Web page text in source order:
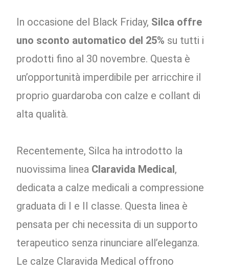
In occasione del Black Friday, Silca offre
uno sconto automatico del 25% su tutti i
prodotti fino al 30 novembre. Questa è
un’opportunità imperdibile per arricchire il
proprio guardaroba con calze e collant di
alta qualità.
Recentemente, Silca ha introdotto la
nuovissima linea Claravida Medical ,
dedicata a calze medicali a compressione
graduata di I e II classe. Questa linea è
pensata per chi necessita di un supporto
terapeutico senza rinunciare all’eleganza.
Le calze Claravida Medical offrono